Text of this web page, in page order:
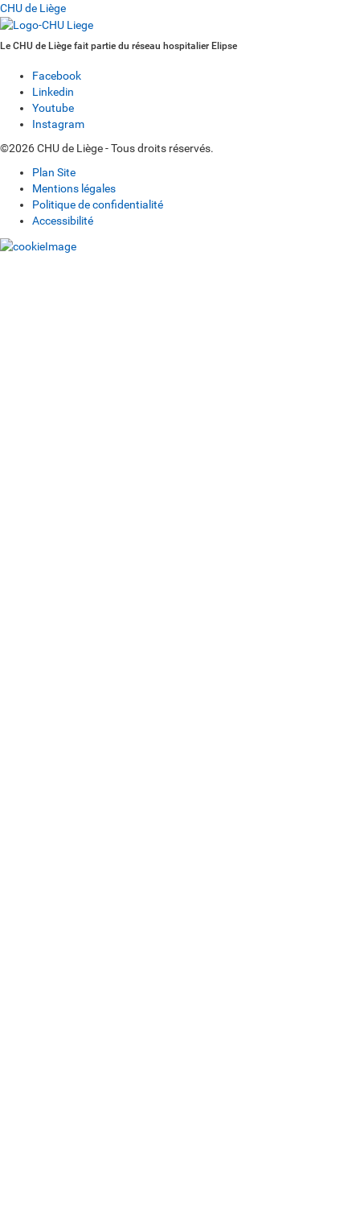
CHU de Liège
Le CHU de Liège fait partie du réseau hospitalier Elipse
Facebook
Linkedin
Youtube
Instagram
©2026 CHU de Liège - Tous droits réservés.
Plan Site
Mentions légales
Politique de confidentialité
Accessibilité